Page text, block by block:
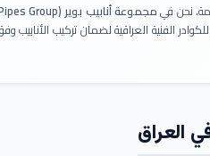
نحن فيمجموعة أنابيب بوير (Bwer Pipes Group)
للكوادر الفنية العراقية لضمان تركيب